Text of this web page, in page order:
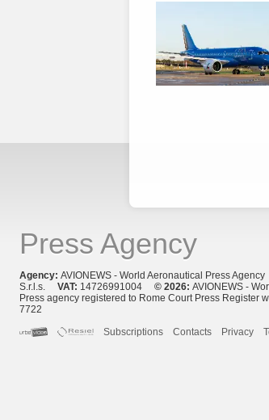
Press Agency
Agency: AVIONEWS - World Aeronautical Press
S.r.l.s. VAT: 14726991004 © 2026: AVIONEWS -
Press agency registered to Rome Court Press Register
7722
Subscriptions
Contacts Privacy